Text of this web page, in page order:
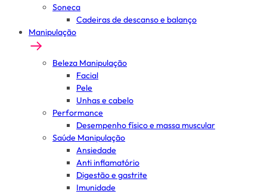
Soneca
Cadeiras de descanso e balanço
Manipulação
Beleza Manipulação
Facial
Pele
Unhas e cabelo
Performance
Desempenho físico e massa muscular
Saúde Manipulação
Ansiedade
Anti inflamatório
Digestão e gastrite
Imunidade